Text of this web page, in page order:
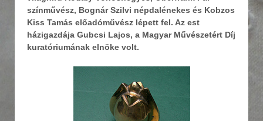
színművész, Bognár Szilvi népdalénekes és Kobzos
Kiss Tamás előadóművész lépett fel. Az est
házigazdája Gubcsi Lajos, a Magyar Művészetért Díj
kuratóriumának elnöke volt.